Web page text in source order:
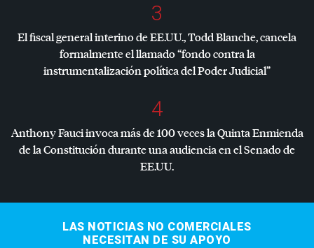
3
El fiscal general interino de EE.UU., Todd Blanche, cancela
formalmente el llamado “fondo contra la
instrumentalización política del Poder Judicial”
4
Anthony Fauci invoca más de 100 veces la Quinta Enmienda
de la Constitución durante una audiencia en el Senado de
EE.UU.
LAS NOTICIAS NO COMERCIALES
NECESITAN DE SU APOYO